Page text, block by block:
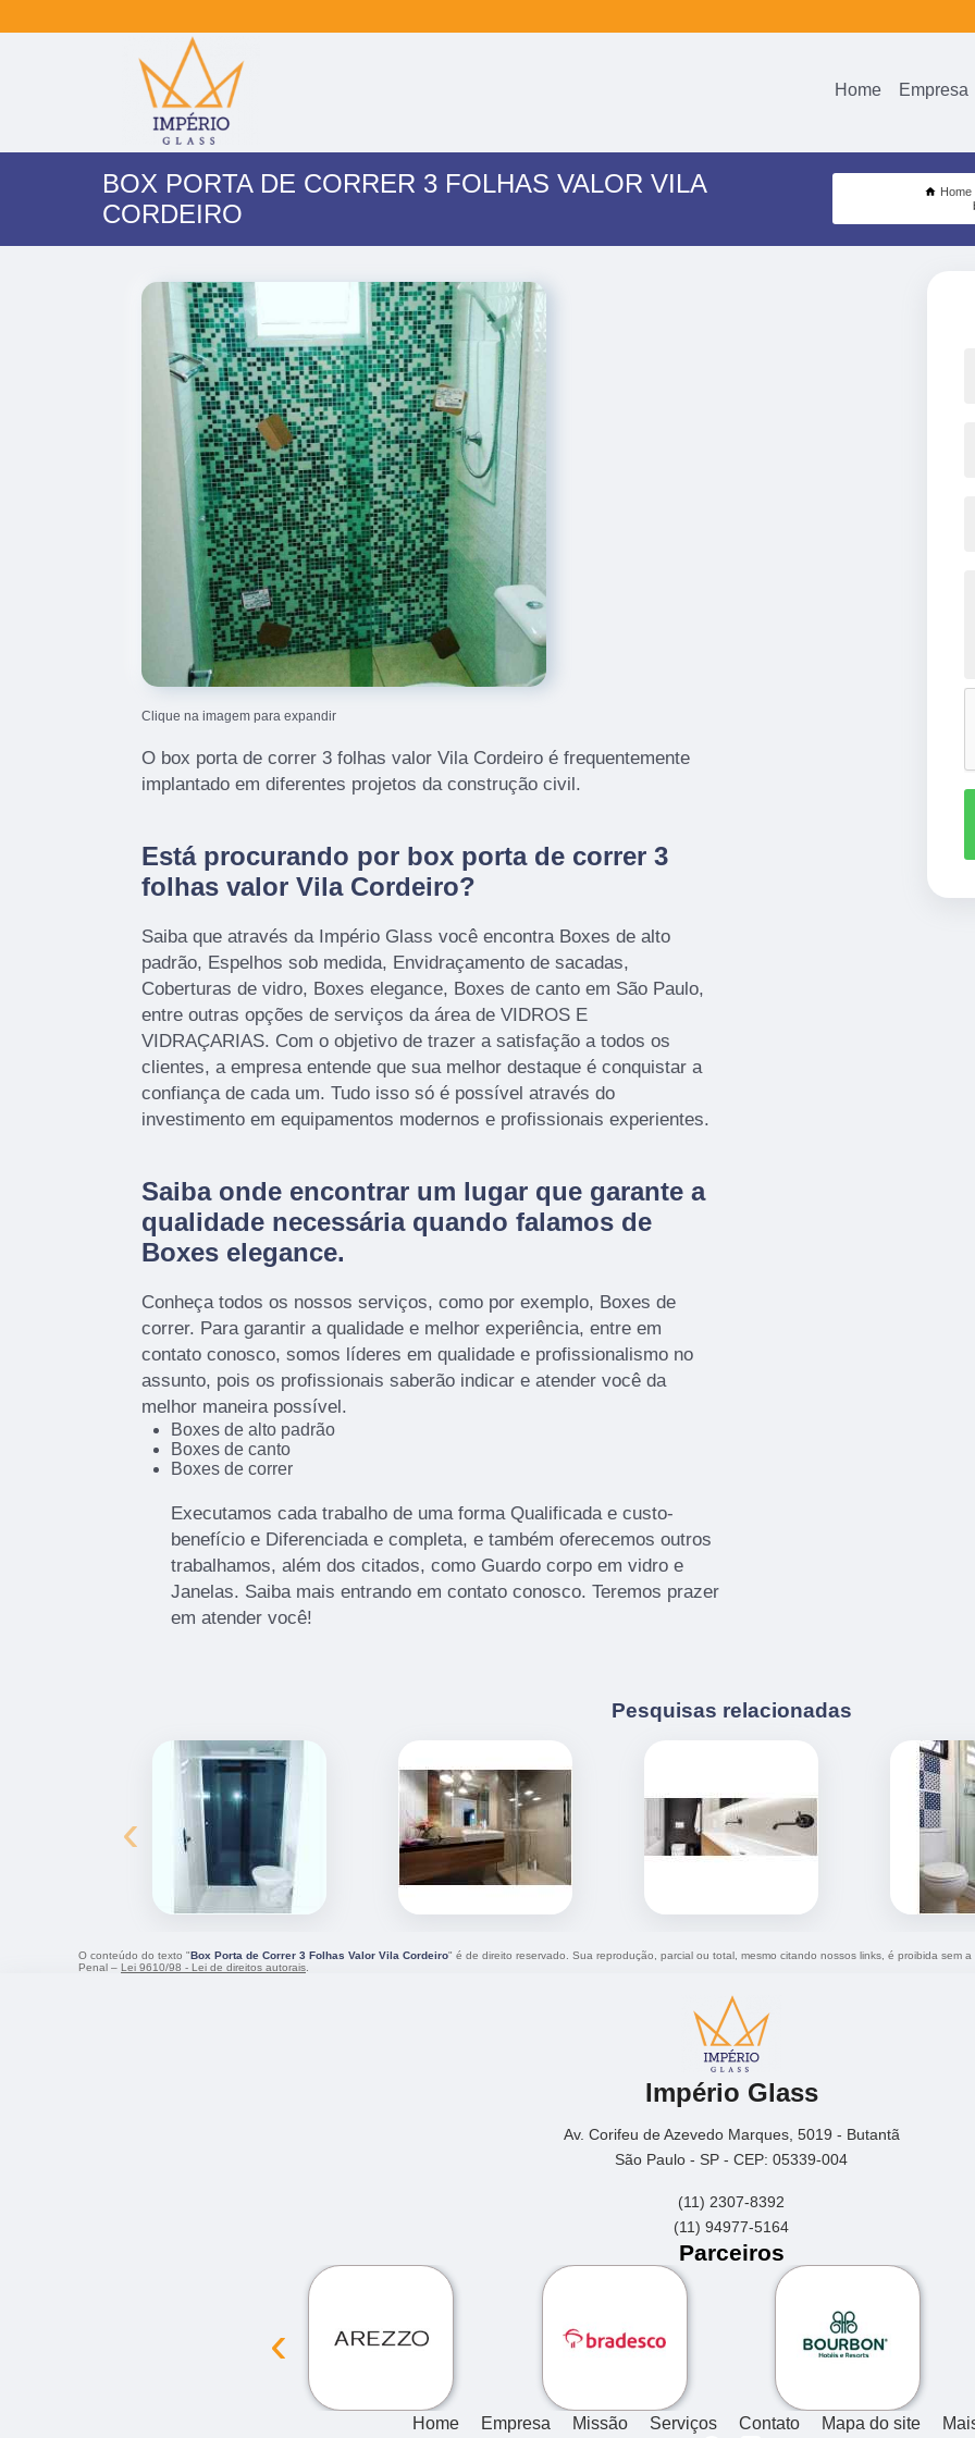
Home Empresa
BOX PORTA DE CORRER 3 FOLHAS VALOR VILA
CORDEIRO
Home
Clique na imagem para expandir
O box porta de correr 3 folhas valor Vila Cordeiro é frequentemente
implantado em diferentes projetos da construção civil.
Está procurando por box porta de correr 3
folhas valor Vila Cordeiro?
Saiba que através da Império Glass você encontra Boxes de alto
padrão, Espelhos sob medida, Envidraçamento de sacadas,
Coberturas de vidro, Boxes elegance, Boxes de canto em São Paulo,
entre outras opções de serviços da área de VIDROS E
VIDRAÇARIAS. Com o objetivo de trazer a satisfação a todos os
clientes, a empresa entende que sua melhor destaque é conquistar a
confiança de cada um. Tudo isso só é possível através do
investimento em equipamentos modernos e profissionais experientes.
Saiba onde encontrar um lugar que garante a
qualidade necessária quando falamos de
Boxes elegance.
Conheça todos os nossos serviços, como por exemplo, Boxes de
correr. Para garantir a qualidade e melhor experiência, entre em
contato conosco, somos líderes em qualidade e profissionalismo no
assunto, pois os profissionais saberão indicar e atender você da
melhor maneira possível.
Boxes de alto padrão
Boxes de canto
Boxes de correr
Executamos cada trabalho de uma forma Qualificada e custo-
benefício e Diferenciada e completa, e também oferecemos outros
trabalhamos, além dos citados, como Guardo corpo em vidro e
Janelas. Saiba mais entrando em contato conosco. Teremos prazer
em atender você!
Pesquisas relacionadas
‹
O conteúdo do texto "Box Porta de Correr 3 Folhas Valor Vila Cordeiro" é de direito reservado. Sua reprodução, parcial ou total, mesmo citando nossos links, é proibida sem
Penal – Lei 9610/98 - Lei de direitos autorais
Império Glass
Av. Corifeu de Azevedo Marques, 5019 - Butantã
São Paulo - SP - CEP: 05339-004
(11) 2307-8392
(11) 94977-5164
Parceiros
‹
Home Empresa Missão Serviços Contato Mapa do site